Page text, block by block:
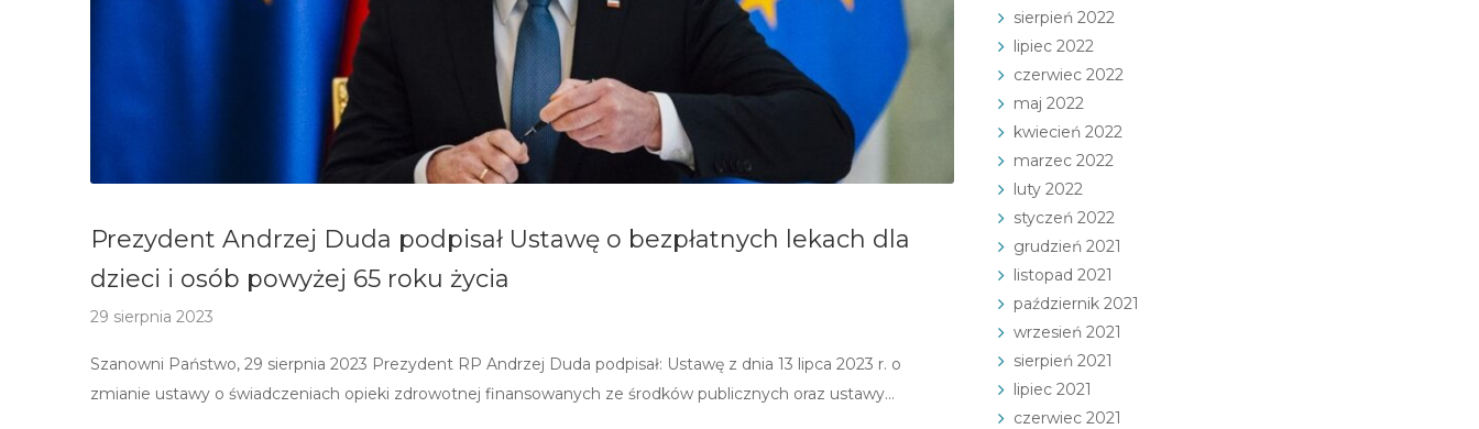
Prezydent Andrzej Duda podpisał Ustawę o bezpłatnych lekach dla
dzieci i osób powyżej 65 roku życia
29 sierpnia 2023
Szanowni Państwo, 29 sierpnia 2023 Prezydent RP Andrzej Duda podpisał: Ustawę z dnia 13 lipca 2023 r. o
zmianie ustawy o świadczeniach opieki zdrowotnej finansowanych ze środków publicznych oraz ustawy…
sierpień 2022
lipiec 2022
czerwiec 2022
maj 2022
kwiecień 2022
marzec 2022
luty 2022
styczeń 2022
grudzień 2021
listopad 2021
październik 2021
wrzesień 2021
sierpień 2021
lipiec 2021
czerwiec 2021